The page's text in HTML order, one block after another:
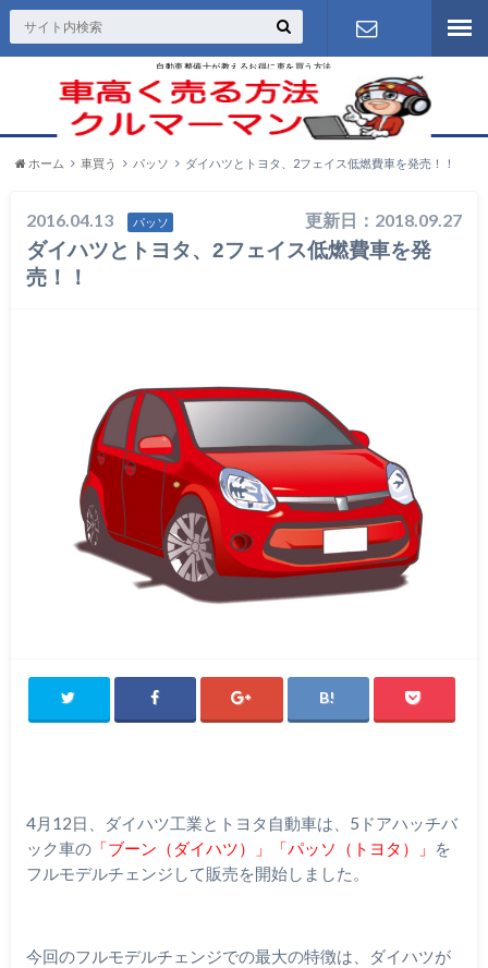
自動車整備士が教えるお得に車を買う方法
お問い合わ
せ
ホーム 車買う パッソ ダイハツとトヨタ、2フェイス低燃費車を発売！！
2016.04.13 パッソ 更新日：2018.09.27
ダイハツとトヨタ、2フェイス低燃費車を発
売！！
4月12日、ダイハツ工業とトヨタ自動車は、5ドアハッチバ
ック車の「ブーン（ダイハツ）」「パッソ（トヨタ）」
を
フルモデルチェンジして販売を開始しました。
今回のフルモデルチェンジでの最大の特徴は、ダイハツが